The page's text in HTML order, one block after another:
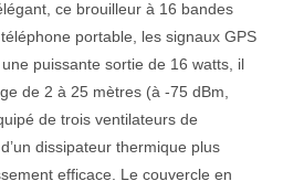
ce brouilleur à 16 bandes
portable, les signaux GPS
puissante sortie de 16 watts, il
de 2 à 25 mètres (à -75 dBm,
de trois ventilateurs de
dissipateur thermique plus
efficace. Le couvercle en